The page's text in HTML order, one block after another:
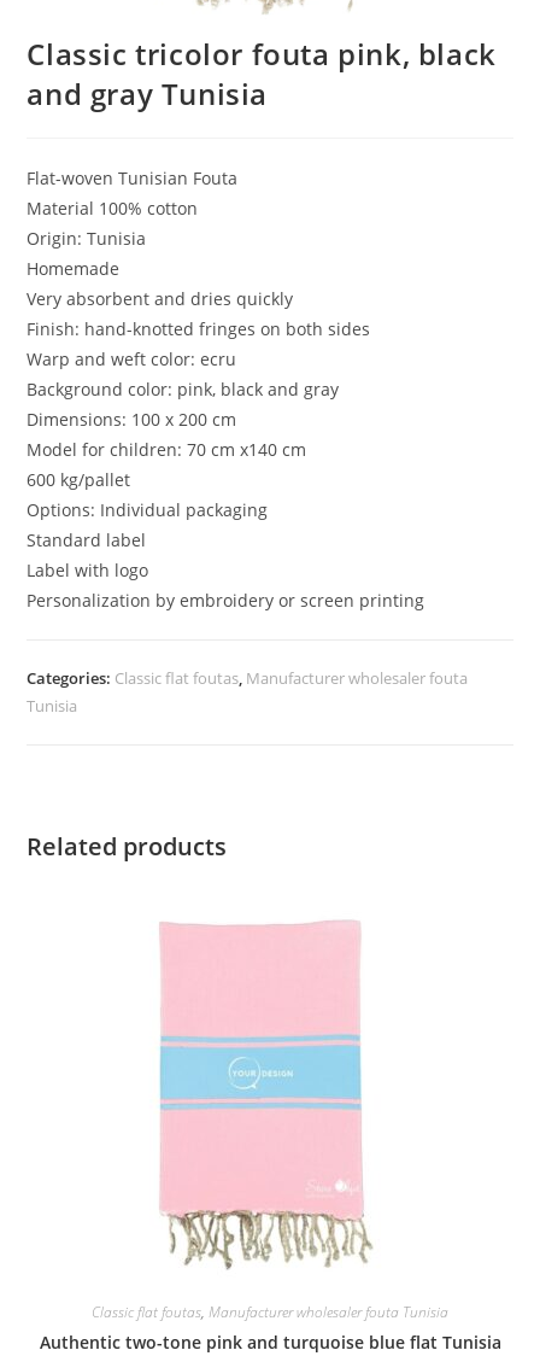
Classic tricolor fouta pink, black
and gray Tunisia
Flat-woven Tunisian Fouta
Material 100% cotton
Origin: Tunisia
Homemade
Very absorbent and dries quickly
Finish: hand-knotted fringes on both sides
Warp and weft color: ecru
Background color: pink, black and gray
Dimensions: 100 x 200 cm
Model for children: 70 cm x140 cm
600 kg/pallet
Options: Individual packaging
Standard label
Label with logo
Personalization by embroidery or screen printing
Categories: Classic flat foutas, Manufacturer wholesaler fouta
Tunisia
Related products
Classic flat foutas, Manufacturer wholesaler fouta Tunisia
Authentic two-tone pink and turquoise blue flat Tunisia